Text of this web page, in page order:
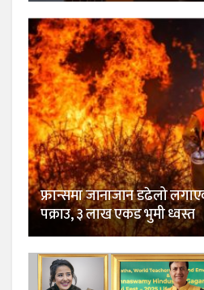
फ्रान्समा जानाजान डढेलो
पक्राउ, ३ लाख एकड भुमी ध्वस्त